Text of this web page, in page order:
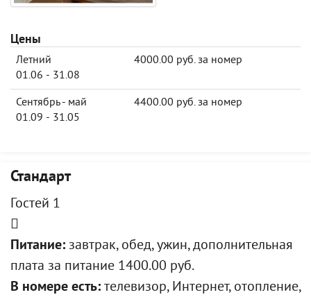
Цены
Летний
01.06 - 31.08
4000.00 руб. за номер
Сентябрь - май
01.09 - 31.05
4400.00 руб. за номер
Стандарт
Гостей 1
Питание: завтрак, обед, ужин, дополнительная
плата за питание 1400.00 руб.
В номере есть: телевизор, Интернет, отопление,